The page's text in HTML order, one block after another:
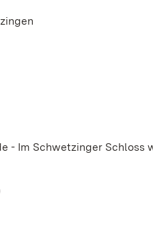
- Im Schwetzinger